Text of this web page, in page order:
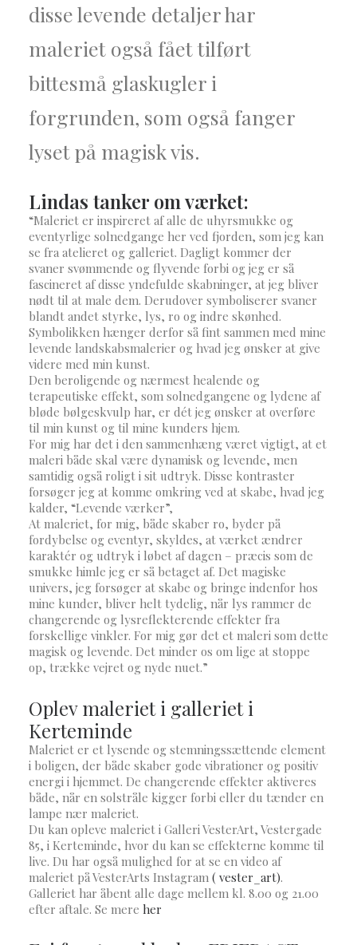
disse levende detaljer har
maleriet også fået tilført
bittesmå glaskugler i
forgrunden, som også fanger
lyset på magisk vis.
Lindas tanker om værket:
“Maleriet er inspireret af alle de uhyrsmukke og
eventyrlige solnedgange her ved fjorden, som jeg kan
se fra atelieret og galleriet. Dagligt kommer der
svaner svømmende og flyvende forbi og jeg er så
fascineret af disse yndefulde skabninger, at jeg bliver
nødt til at male dem. Derudover symboliserer svaner
blandt andet styrke, lys, ro og indre skønhed.
Symbolikken hænger derfor så fint sammen med mine
levende landskabsmalerier og hvad jeg ønsker at give
videre med min kunst.
Den beroligende og nærmest healende og
terapeutiske effekt, som solnedgangene og lydene af
bløde bølgeskvulp har, er dét jeg ønsker at overføre
til min kunst og til mine kunders hjem.
For mig har det i den sammenhæng været vigtigt, at et
maleri både skal være dynamisk og levende, men
samtidig også roligt i sit udtryk. Disse kontraster
forsøger jeg at komme omkring ved at skabe, hvad jeg
kalder, “Levende værker”,
At maleriet, for mig, både skaber ro, byder på
fordybelse og eventyr, skyldes, at værket ændrer
karaktér og udtryk i løbet af dagen – præcis som de
smukke himle jeg er så betaget af. Det magiske
univers, jeg forsøger at skabe og bringe indenfor hos
mine kunder, bliver helt tydelig, når lys rammer de
changerende og lysreflekterende effekter fra
forskellige vinkler. For mig gør det et maleri som dette
magisk og levende. Det minder os om lige at stoppe
op, trække vejret og nyde nuet.”
Oplev maleriet i galleriet i
Kerteminde
Maleriet er et lysende og stemningssættende element
i boligen, der både skaber gode vibrationer og positiv
energi i hjemmet. De changerende effekter aktiveres
både, når en solstråle kigger forbi eller du tænder en
lampe nær maleriet.
Du kan opleve maleriet i Galleri VesterArt, Vestergade
85, i Kerteminde, hvor du kan se effekterne komme til
live. Du har også mulighed for at se en video af
maleriet på VesterArts Instagram ( vester_art).
Galleriet har åbent alle dage mellem kl. 8.00 og 21.00
efter aftale. Se mere her